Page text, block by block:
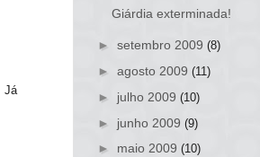
Já
Giárdia exterminada!
► setembro 2009 (8)
► agosto 2009 (11)
► julho 2009 (10)
► junho 2009 (9)
► maio 2009 (10)